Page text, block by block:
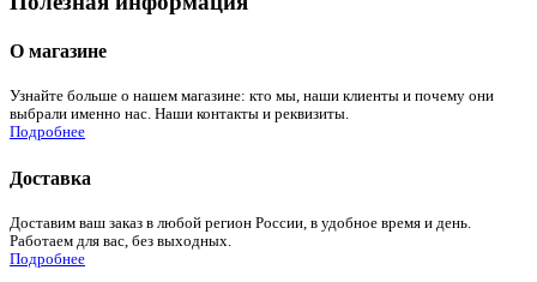
О магазине
Узнайте больше о нашем магазине: кто мы, наши клиенты и почему они
выбрали именно нас. Наши контакты и реквизиты.
Подробнее
Доставка
Доставим ваш заказ в любой регион России, в удобное время и день.
Работаем для вас, без выходных.
Подробнее